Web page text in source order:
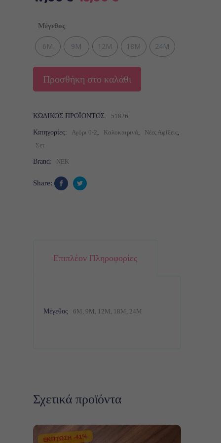
17,00 €. είναι:
13,00 €.
Μέγεθος
6M 9M 12M 18M 24M
Προσθήκη στο καλάθι
ΚΩΔΙΚΌΣ ΠΡΟΪΌΝΤΟΣ: 51826
Κατηγορίες: Αγόρι 0-2, Καλοκαιρινά, Νέες Αφίξεις,
Σετ
Brand: NEK
Share:
Επιπλέον Πληροφορίες
Μέγεθος 6M, 9M, 12M, 18M, 24M
Σχετικά προϊόντα
ΕΚΠΤΩΣΗ -41%